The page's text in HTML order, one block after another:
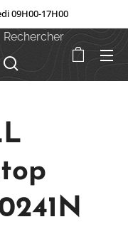
09H00-17H00
Rechercher